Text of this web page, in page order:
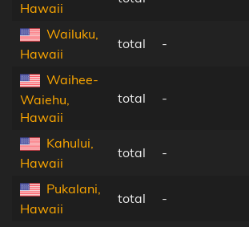
Hawaii
Wailuku,
Hawaii
total -
Waihee-
Waiehu,
Hawaii
total -
Kahului,
Hawaii
total -
Pukalani,
Hawaii
total -